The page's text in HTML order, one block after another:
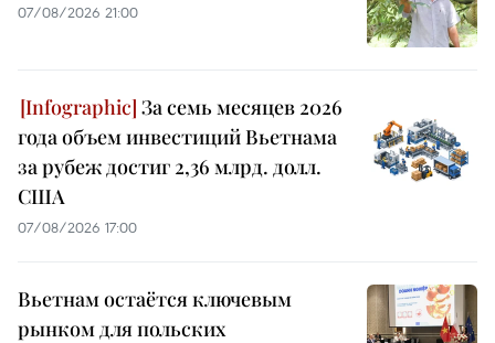
07/08/2026 21:00
За семь месяцев 2026
года объем инвестиций Вьетнама
за рубеж достиг 2,36 млрд. долл.
США
07/08/2026 17:00
Вьетнам остаётся ключевым
рынком для польских